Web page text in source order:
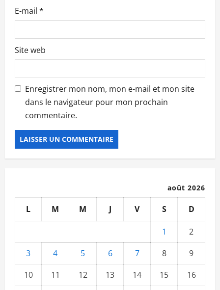
e
E-mail *
Site web
Enregistrer mon nom, mon e-mail et mon site
dans le navigateur pour mon prochain
commentaire.
août 2026
L M M J V S D
1
2
3
4 5 6 7 8
9
10
11 12 13 14 15
16